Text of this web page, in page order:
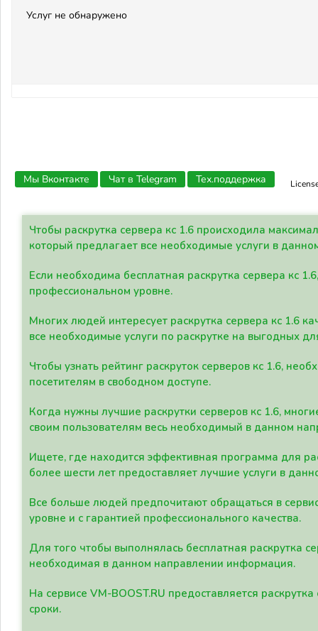
Услуг не обнаружено
Мы Вконтакте Чат в Telegram Тех.поддержка
Чтобы раскрутка сервера кс 1.6 происходила
который предлагает все необходимые услуги в
Если необходима бесплатная раскрутка сервера кс
профессиональном уровне.
Многих людей интересует раскрутка сервера кс 1.6
все необходимые услуги по раскрутке на выгодных
Чтобы узнать рейтинг раскруток серверов кс 1.6,
посетителям в свободном доступе.
Когда нужны лучшие раскрутки серверов кс 1.6,
своим пользователям весь необходимый в данном
Ищете, где находится эффективная программа для
более шести лет предоставляет лучшие услуги в
Все больше людей предпочитают обращаться в
уровне и с гарантией профессионального качества.
Для того чтобы выполнялась бесплатная раскрутка
необходимая в данном направлении информация.
На сервисе VM-BOOST.RU предоставляется
сроки.